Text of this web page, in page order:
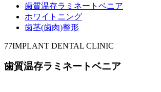
歯質温存ラミネートベニア
ホワイトニング
歯茎(歯肉)整形
77IMPLANT DENTAL CLINIC
歯質温存ラミネートベニア